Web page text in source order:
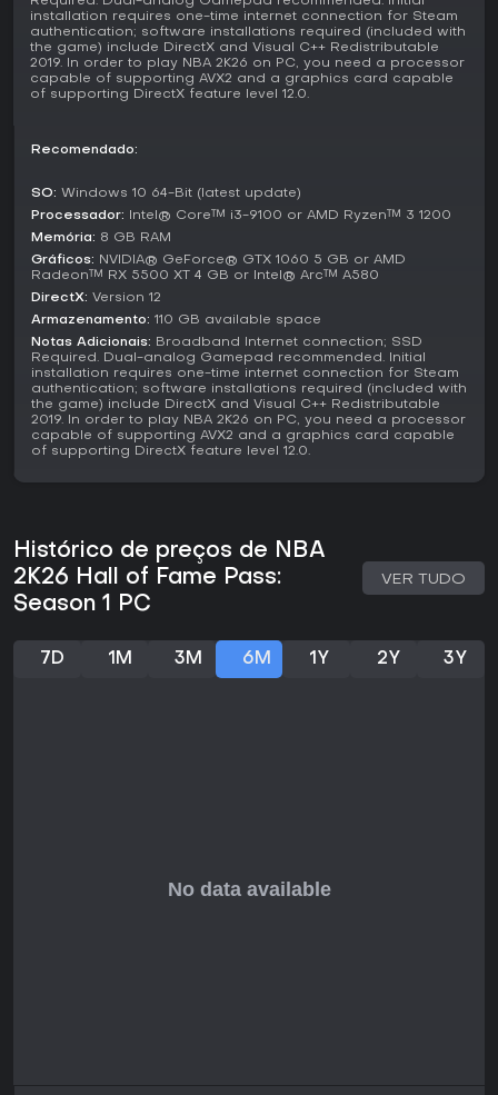
misturando solo e online, NBA 2K26 oferece valor sólido com
modos variados e mecânicas realistas. A recepção é mista
no geral, com 14.412 avaliações, mas positiva em inglês com
74% de aprovação em 8.011 reviews, e 73% positivas
recentes de 2.264 nos últimos 30 dias.
montagem de times, com temporadas contínuas mantendo
gerenciamento pesado, pode parecer denso, mas a
simulação central de basquete conquista os fãs dedicados.
installation requires one-time internet connection for Steam
authentication; software installations required (included with
the game) include DirectX and Visual C++ Redistributable
2019. In order to play NBA 2K26 on PC, you need a processor
capable of supporting AVX2 and a graphics card capable
of supporting DirectX feature level 12.0.
Recomendado:
SO: Windows 10 64-Bit (latest update)
Processador: Intel® Core™ i3-9100 or AMD Ryzen™ 3 1200
Memória: 8 GB RAM
Gráficos: NVIDIA® GeForce® GTX 1060 5 GB or AMD
Radeon™ RX 5500 XT 4 GB or Intel® Arc™ A580
DirectX: Version 12
Armazenamento: 110 GB available space
Notas Adicionais: Broadband Internet connection; SSD
Required. Dual-analog Gamepad recommended. Initial
installation requires one-time internet connection for Steam
authentication; software installations required (included with
the game) include DirectX and Visual C++ Redistributable
2019. In order to play NBA 2K26 on PC, you need a processor
capable of supporting AVX2 and a graphics card capable
of supporting DirectX feature level 12.0.
Histórico de preços de NBA
2K26 Hall of Fame Pass:
Season 1 PC
VER TUDO
7D 1M 3M 6M 1Y 2Y 3Y